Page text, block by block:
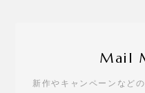
Mail
新作やキャンペーンなど